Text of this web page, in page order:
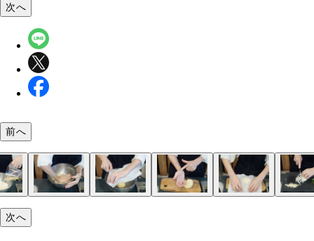
次へ
前へ
次へ